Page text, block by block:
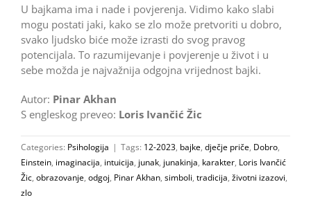
U bajkama ima i nade i povjerenja. Vidimo kako slabi
mogu postati jaki, kako se zlo može pretvoriti u dobro,
svako ljudsko biće može izrasti do svog pravog
potencijala. To razumijevanje i povjerenje u život i u
sebe možda je najvažnija odgojna vrijednost bajki.
Autor: Pinar Akhan
S engleskog preveo: Loris Ivančić Žic
Categories: Psihologija | Tags: 12-2023, bajke, dječje priče, Dobro,
Einstein, imaginacija, intuicija, junak, junakinja, karakter, Loris Ivančić
Žic, obrazovanje, odgoj, Pinar Akhan, simboli, tradicija, životni izazovi,
zlo